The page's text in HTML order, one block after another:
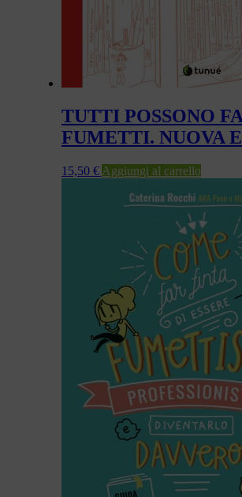
TUTTI POSSONO
FUMETTI. NUOVA
15,50 € Aggiungi al carrello